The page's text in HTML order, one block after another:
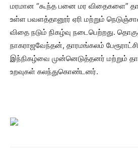
மரமான “கூந்த பனை மர விதைகளை”
உள்ள பவளத்தானூர் ஏரி மற்றும்
விதை நடும் நிகழ்வு நடைபெற்றது.
நாகராஜவேந்தன், தாரமங்கலம்
இந்நிகழ்வை முன்னெடுத்தனர் மற்றும்
உறவுகள் கலந்துகொண்டனர்.